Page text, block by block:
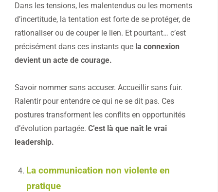
Dans les tensions, les malentendus ou les moments
d’incertitude, la tentation est forte de se protéger, de
rationaliser ou de couper le lien. Et pourtant… c’est
précisément dans ces instants que la connexion
devient un acte de courage.
Savoir nommer sans accuser. Accueillir sans fuir.
Ralentir pour entendre ce qui ne se dit pas. Ces
postures transforment les conflits en opportunités
d’évolution partagée. C’est là que naît le vrai
leadership.
La communication non violente en
pratique